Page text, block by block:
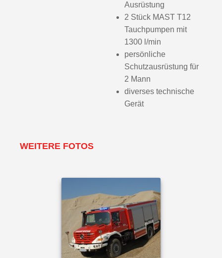
Ausrüstung
2 Stück MAST T12
Tauchpumpen mit
1300 l/min
persönliche
Schutzausrüstung für
2 Mann
diverses technische
Gerät
WEITERE FOTOS